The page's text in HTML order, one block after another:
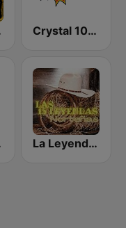
Crystal 103.7 FM
La Leyenda MX